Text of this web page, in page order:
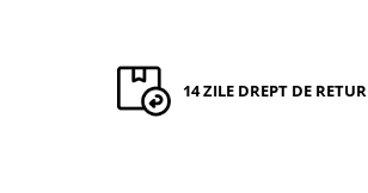
14 ZILE DREPT DE RETUR